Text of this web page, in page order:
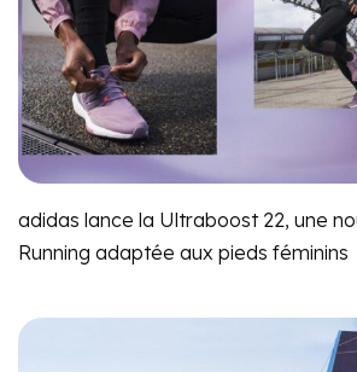
adidas lance la Ultraboost 22, une
Running adaptée aux pieds féminins